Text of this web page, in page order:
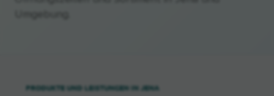
PRODUKTE UND LEISTUNGEN IN JENA